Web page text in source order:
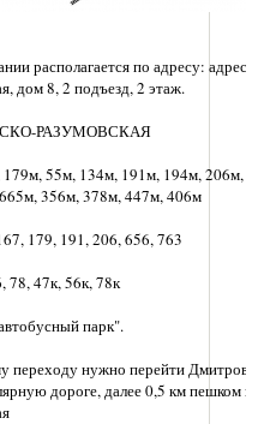
располагается по адресу: адрес:
дом 8, 2 подъезд, 2 этаж.
РАЗУМОВСКАЯ
55м, 134м, 191м, 194м, 206м,
356м, 378м, 447м, 406м
179, 191, 206, 656, 763
78, 47к, 56к, 78к
парк".
переходу нужно перейти
дороге, далее 0,5 км пешком